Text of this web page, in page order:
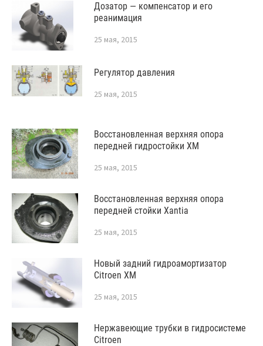
Дозатор — компенсатор и его
реанимация
25 мая, 2015
Регулятор давления
25 мая, 2015
Восстановленная верхняя опора
передней гидростойки XM
25 мая, 2015
Восстановленная верхняя опора
передней стойки Xantia
25 мая, 2015
Новый задний гидроамортизатор
Citroen XM
25 мая, 2015
Нержавеющие трубки в гидросистеме
Citroen